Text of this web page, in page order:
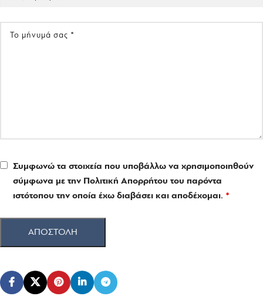
Συμφωνώ τα στοιχεία που υποβάλλω να χρησιμοποιηθούν
σύμφωνα με την Πολιτική Απορρήτου του παρόντα
ιστότοπου την οποία έχω διαβάσει και αποδέχομαι. *